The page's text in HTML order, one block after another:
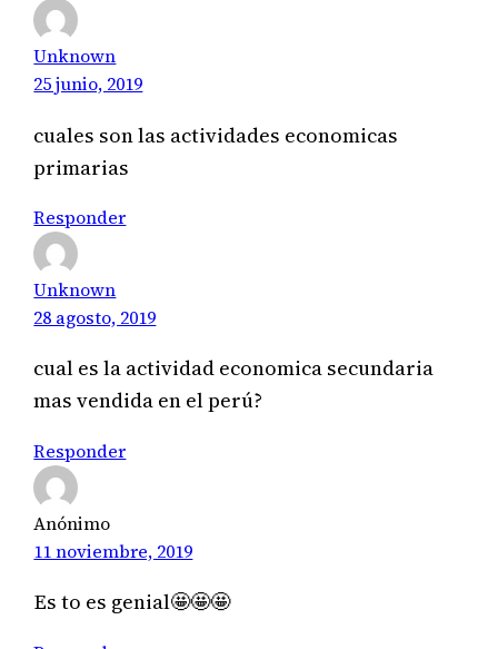
Unknown
25 junio, 2019
cuales son las actividades economicas
primarias
Responder
Unknown
28 agosto, 2019
cual es la actividad economica secundaria
mas vendida en el perú?
Responder
Anónimo
11 noviembre, 2019
Es to es genial🤩🤩🤩